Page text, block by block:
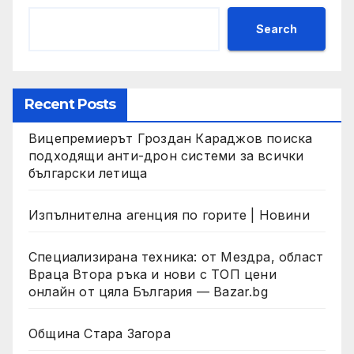
Search
Recent Posts
Вицепремиерът Гроздан Караджов поиска
подходящи анти-дрон системи за всички
български летища
Изпълнителна агенция по горите | Новини
Специализирана техника: от Мездра, област
Враца Втора ръка и нови с ТОП цени
онлайн от цяла България — Bazar.bg
Община Стара Загора